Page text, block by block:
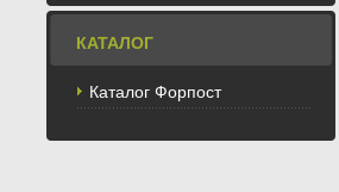
КАТАЛОГ
Каталог Форпост